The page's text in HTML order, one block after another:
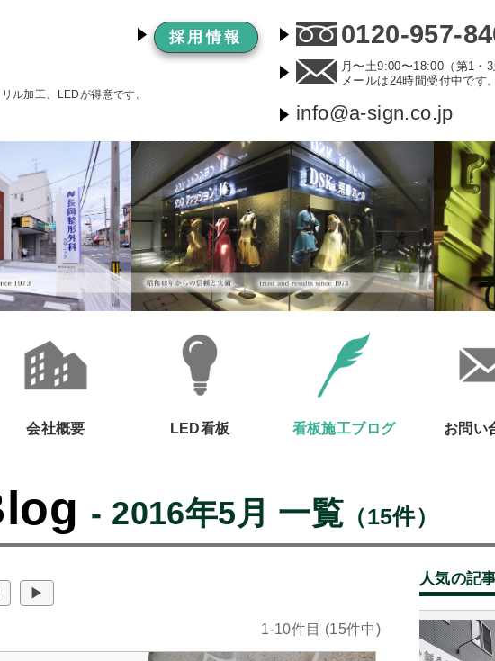
ル加工、LEDが得意です。
0120-957-
月〜土9:00〜18:00（第1・3
メールは24時間受付中です。
info@a-sign.co.jp
採用情報
会社概要 LED看板 看板施工ブログ お問い
- 2016年5月 一覧 （15件）
▶
1-10件目 (15件中)
人気の記